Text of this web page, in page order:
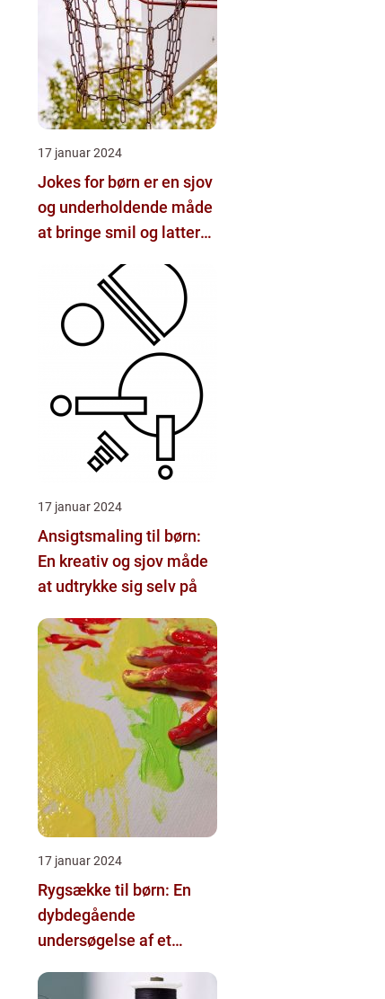
17 januar 2024
Jokes for børn er en sjov
og underholdende måde
at bringe smil og latter
17 januar 2024
Ansigtsmaling til børn:
En kreativ og sjov måde
at udtrykke sig selv på
17 januar 2024
Rygsække til børn: En
dybdegående
undersøgelse af et